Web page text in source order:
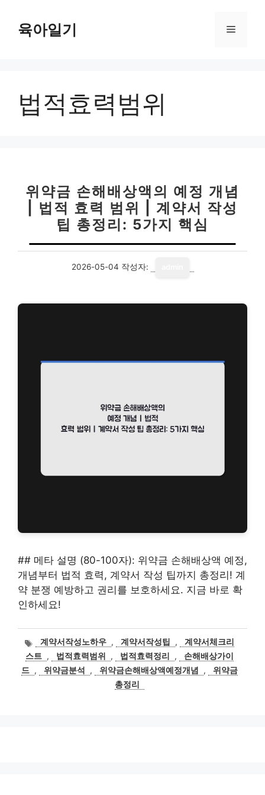
육아일기 메
법적효력범위
위약금 손해배상액의 예정 개념
| 법적 효력 범위 | 계약서 작성
팁 총정리: 5가지 핵심
2026-05-04 작성자:
## 메타 설명 (80-100자): 위약금 손해배상액 예정,
개념부터 법적 효력, 계약서 작성 팁까지 총정리! 계
약 분쟁 예방하고 권리를 보호하세요. 지금 바로 확
인하세요!
태
그
계약서작성노하우 , 계약서작성팁 ,
계약서체크리
스트 , 법적효력범위 , 법적효력정리 ,
손해배상가이
드 , 위약금분석 , 위약금손해배상액예정개념 ,
위약금
총정리